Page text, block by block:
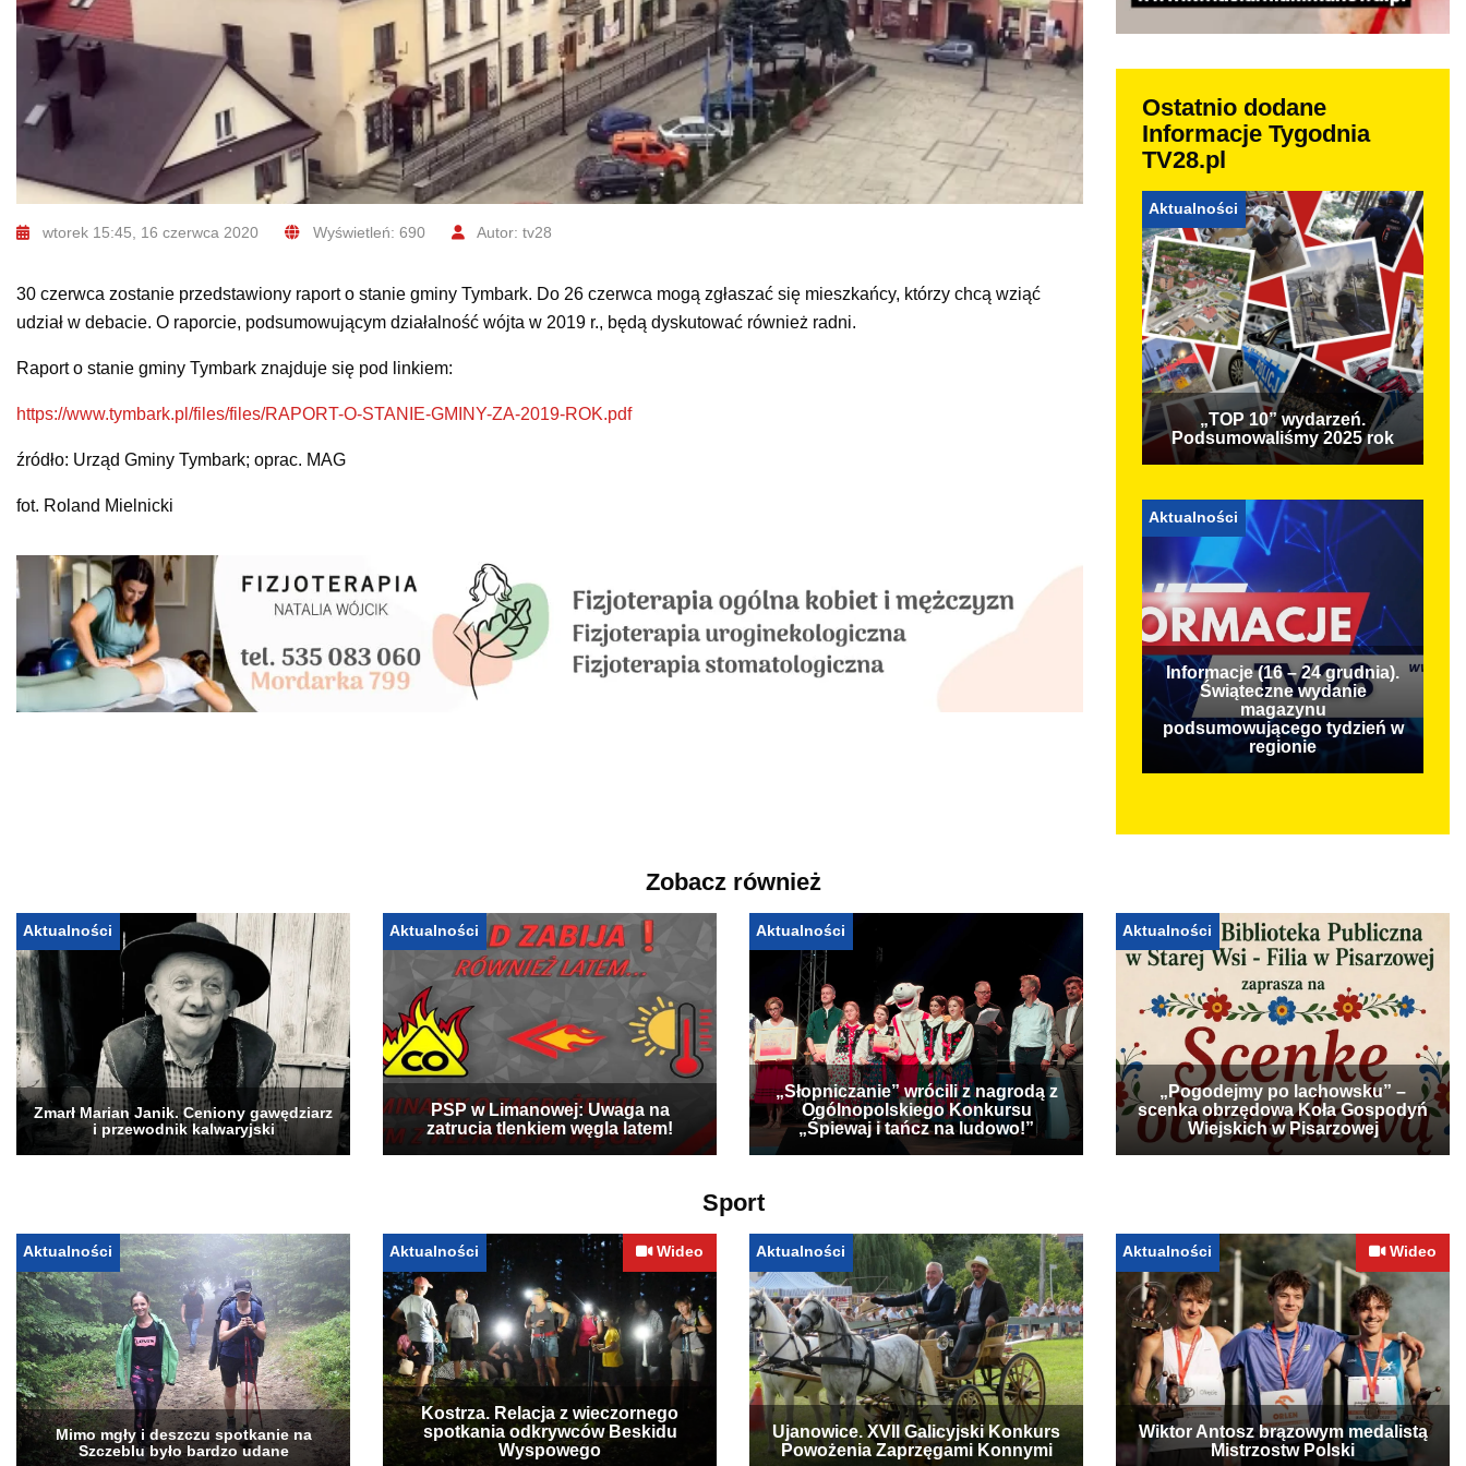
wtorek 15:45, 16 czerwca 2020 Wyświetleń: 690 Autor: tv28
30 czerwca zostanie przedstawiony raport o stanie gminy Tymbark. Do 26 czerwca mogą zgłaszać się mieszkańcy, którzy chcą wziąć
udział w debacie. O raporcie, podsumowującym działalność wójta w 2019 r., będą dyskutować również radni.
Raport o stanie gminy Tymbark znajduje się pod linkiem:
https://www.tymbark.pl/files/files/RAPORT-O-STANIE-GMINY-ZA-2019-ROK.pdf
źródło: Urząd Gminy Tymbark; oprac. MAG
fot. Roland Mielnicki
Ostatnio dodane
Informacje Tygodnia
TV28.pl
Aktualności
„TOP 10” wydarzeń.
Podsumowaliśmy 2025 rok
Aktualności
Informacje (16 – 24 grudnia).
Świąteczne wydanie
magazynu
podsumowującego tydzień w
regionie
Zobacz również
Aktualności
Zmarł Marian Janik. Ceniony gawędziarz
i przewodnik kalwaryjski
Aktualności
PSP w Limanowej: Uwaga na
zatrucia tlenkiem węgla latem!
Aktualności
„Słopniczanie” wrócili z nagrodą z
Ogólnopolskiego Konkursu
„Śpiewaj i tańcz na ludowo!”
Aktualności
„Pogodejmy po lachowsku” –
scenka obrzędowa Koła Gospodyń
Wiejskich w Pisarzowej
Sport
Aktualności
Mimo mgły i deszczu spotkanie na
Szczeblu było bardzo udane
Aktualności Wideo
Kostrza. Relacja z wieczornego
spotkania odkrywców Beskidu
Wyspowego
Aktualności
Ujanowice. XVII Galicyjski Konkurs
Powożenia Zaprzęgami Konnymi
Aktualności Wideo
Wiktor Antosz brązowym medalistą
Mistrzostw Polski